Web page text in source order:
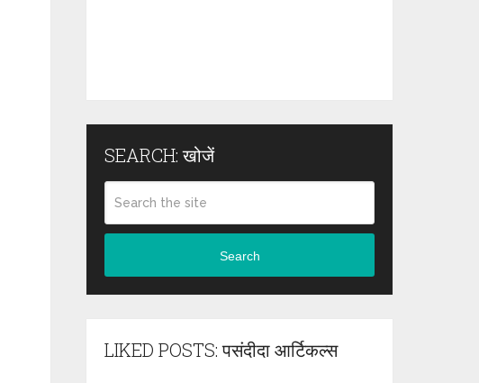
SEARCH: खोजें
Search
LIKED POSTS: पसंदीदा आर्टिकल्स